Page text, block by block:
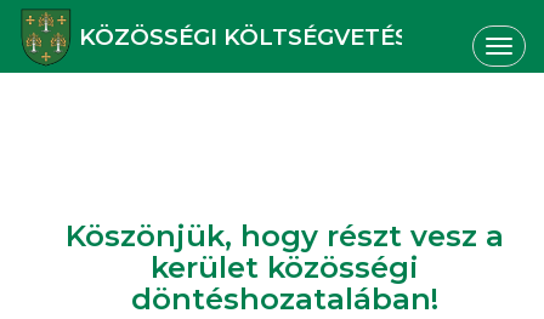
KÖZÖSSÉGI KÖLTSÉGVETÉS
Köszönjük, hogy részt vesz a
kerület közösségi
döntéshozatalában!